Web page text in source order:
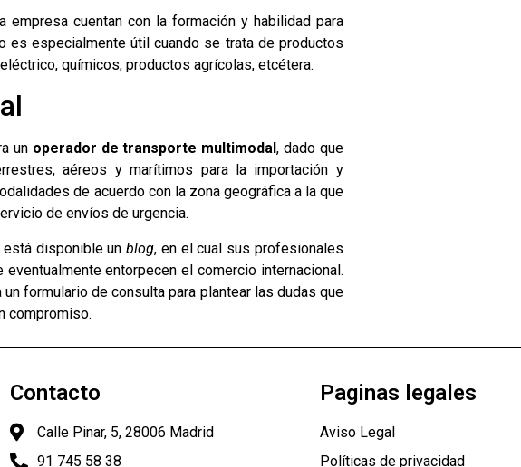
cuentan con la formación y habilidad para
es especialmente útil cuando se trata de productos
químicos, productos agrícolas, etcétera.
unoperador de transporte multimodal, dado que
aéreos y marítimos para la importación y
de acuerdo con la zona geográfica a la que
de envíos de urgencia.
está disponible unblog, en el cual sus profesionales
entorpecen el comercio internacional.
formulario de consulta para plantear las dudas que
compromiso.
Contacto
Calle Pinar, 5, 28006 Madrid
91 745 58 38
Paginas legales
Aviso Legal
Políticas de privacidad